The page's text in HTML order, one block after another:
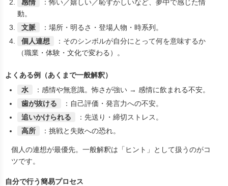
感情
：怖い／嬉しい／恥ずかしいなど、夢中で感じた情
動。
文脈
：場所・明るさ・登場人物・時系列。
個人連想
：そのシンボルが自分にとって何を意味するか
（職業・体験・文化で変わる）。
よくある例（あくまで一般解釈）
水
：感情や無意識。怖さが強い → 感情に飲まれる不安。
歯が抜ける
：自己評価・発言力への不安。
追いかけられる
：先送り・締切ストレス。
高所
：挑戦と失敗への恐れ。
個人の連想が最優先。一般解釈は「ヒント」として扱うのがコ
ツです。
自分で行う簡易プロセス